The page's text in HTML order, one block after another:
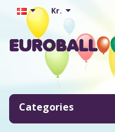
Kr.
Categories